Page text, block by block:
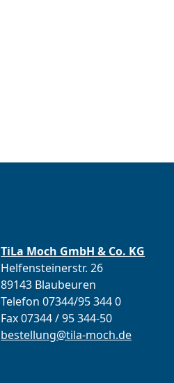
TiLa Moch GmbH & Co. KG
Helfensteinerstr. 26
89143 Blaubeuren
Telefon 07344/95 344 0
Fax 07344 / 95 344-50
bestellung@tila-moch.de